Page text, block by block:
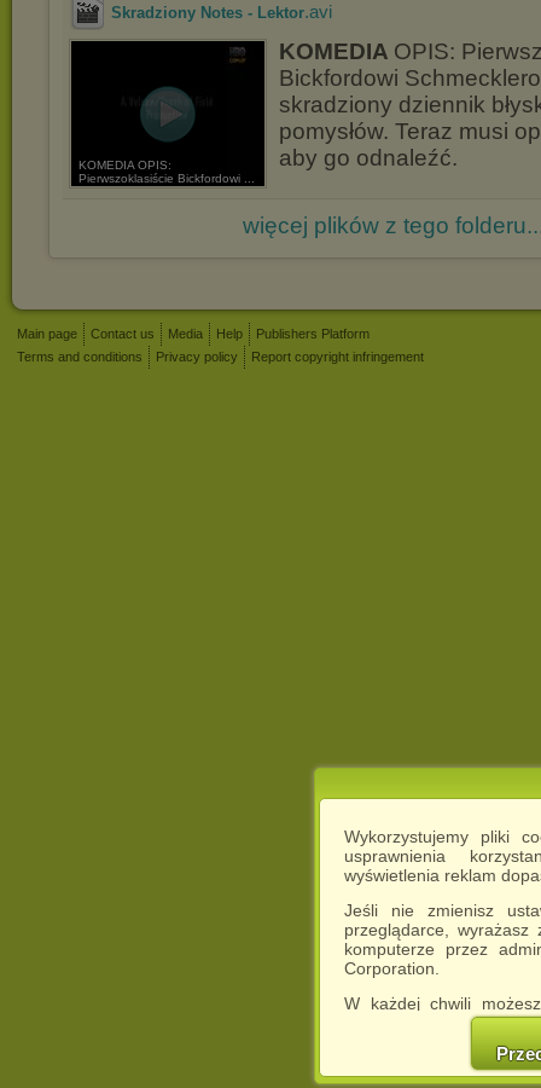
Wykorzystujemy pliki
usprawnienia
wyświetlenia reklam
Jeśli nie zmienisz
przeglądarce,
komputerze przez
Corporation.
W każdej chwili
cookies w swojej
w naszej
http://chomikuj.pl/
Skradziony Notes - Lektor.avi
KOMEDIA OPIS:
Pierwszoklasiście Bickfordowi ...
KOMEDIA OPIS:
Bickfordowi
skradziony dziennik
pomysłów. Teraz musi
aby go odnaleźć.
więcej plików z tego
Main page Contact us Media Help
Publishers Platform
Terms and conditions
Privacy policy Report copyright infringement